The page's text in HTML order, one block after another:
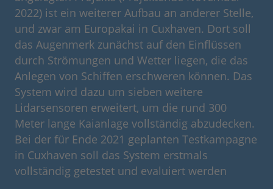
2022) ist ein weiterer Aufbau an anderer Stelle,
und zwar am Europakai in Cuxhaven. Dort soll
das Augenmerk zunächst auf den Einflüssen
durch Strömungen und Wetter liegen, die das
Anlegen von Schiffen erschweren können. Das
System wird dazu um sieben weitere
Lidarsensoren erweitert, um die rund 300
Meter lange Kaianlage vollständig abzudecken.
Bei der für Ende 2021 geplanten Testkampagne
in Cuxhaven soll das System erstmals
vollständig getestet und evaluiert werden